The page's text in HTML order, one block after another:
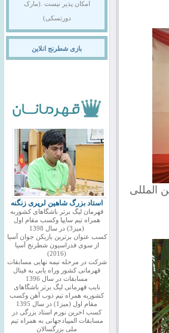
المللی
امکان پذیر نیست .(مارک
دورتسکی)
بازی شطرنج انلاین
استاد بزرگ شاهین لرپری زنگنه
قهرمان لیگ برتر باشگاهای کشوربه
همراه تیم سایپا وکسب مقام اول
(میز3) در سال 1398
کسب عنوان برترین بازیکن جوان آسیا
از سوی فدراسیون شطرنج آسیا
(2016)
شرکت در مرحله نیمه نهایی مسابقات
قهرمانی کشور وراه یابی به فینال
مسابقات در سال 1396
نایب قهرمانی لیگ برتر باشگاهای
کشوربه همراه تیم ذوب آهن وکسب
مقام اول (میز1) در سال 1395
کسب اخرین نورم استاد بزرگی در
مسابقات المپیادجهانی به همراه تیم
ملی بزرگسالان